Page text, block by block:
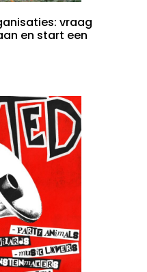
vraag
en start een